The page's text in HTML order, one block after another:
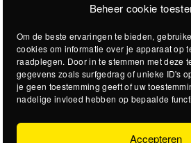
Beheer cookie
Om de beste ervaringen te bieden,
cookies om informatie over je apparaat op
raadplegen. Door in te stemmen met deze
gegevens zoals surfgedrag of unieke ID's
je geen toestemming geeft of uw
nadelige invloed hebben op bepaalde
Accepteren